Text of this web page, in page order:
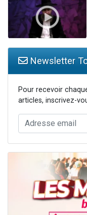
Newsletter
Pour recevoir
articles, inscrivez-